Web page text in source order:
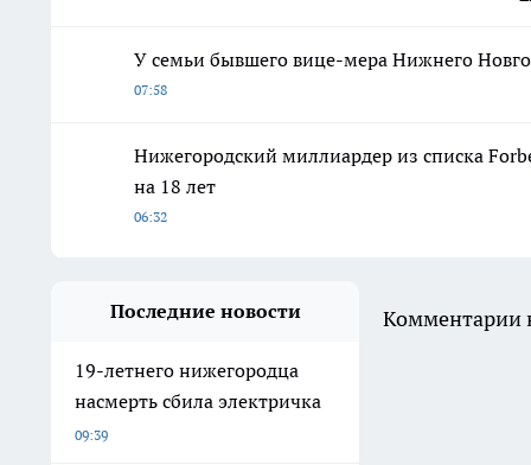
У семьи бывшего вице-мера Нижнего
07:58
Нижегородский миллиардер из списка
на 18 лет
06:32
Последние новости
19-летнего нижегородца
насмерть сбила электричка
09:39
Комментарии